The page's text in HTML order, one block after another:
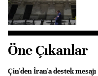
Öne Çıkanlar
Çin'den İran'a destek mesajı